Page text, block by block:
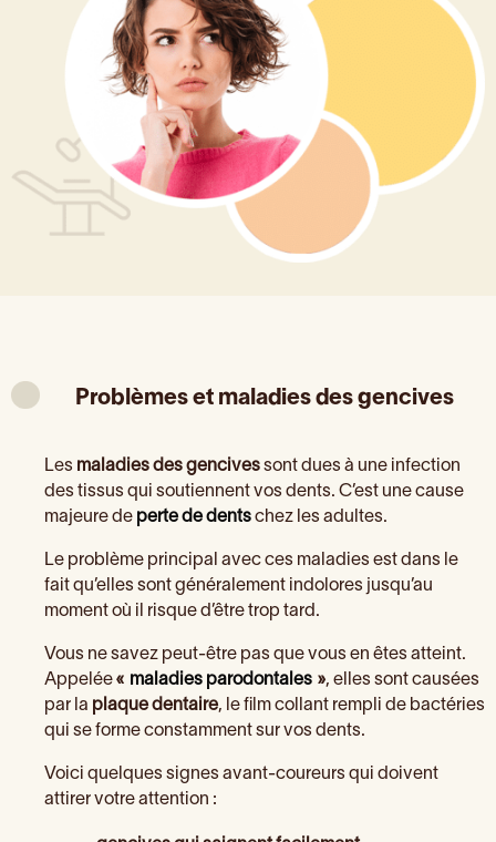
Problèmes et maladies des gencives
Les maladies des gencives sont dues à une infection
des tissus qui soutiennent vos dents. C’est une cause
majeure de perte de dents chez les adultes.
Le problème principal avec ces maladies est dans le
fait qu’elles sont généralement indolores jusqu’au
moment où il risque d’être trop tard.
Vous ne savez peut-être pas que vous en êtes atteint.
Appelée « maladies parodontales », elles sont causées
par la plaque dentaire, le film collant rempli de bactéries
qui se forme constamment sur vos dents.
Voici quelques signes avant-coureurs qui doivent
attirer votre attention :